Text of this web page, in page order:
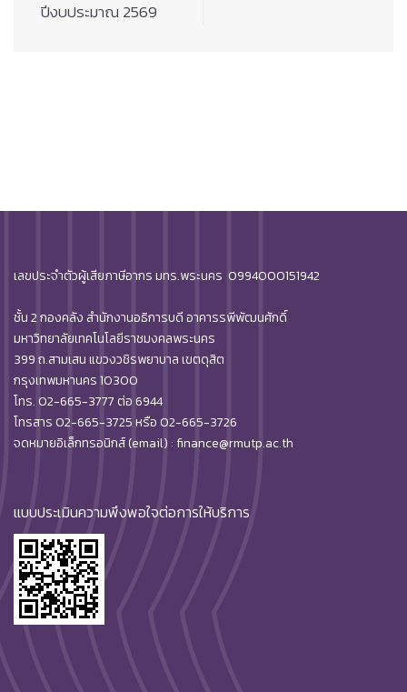
ปีงบประมาณ 2569
เลขประจำตัวผู้เสียภาษีอากร มทร.พระนคร 0994000151942
ชั้น 2 กองคลัง สำนักงานอธิการบดี อาคารรพีพัฒนศักดิ์
มหาวิทยาลัยเทคโนโลยีราชมงคลพระนคร
399 ถ.สามเสน แขวงวชิรพยาบาล เขตดุสิต
กรุงเทพมหานคร 10300
โทร. 02-665-3777 ต่อ 6944
โทรสาร 02-665-3725 หรือ 02-665-3726
จดหมายอิเล็กทรอนิกส์ (email) : finance@rmutp.ac.th
แบบประเมินความพึงพอใจต่อการให้บริการ